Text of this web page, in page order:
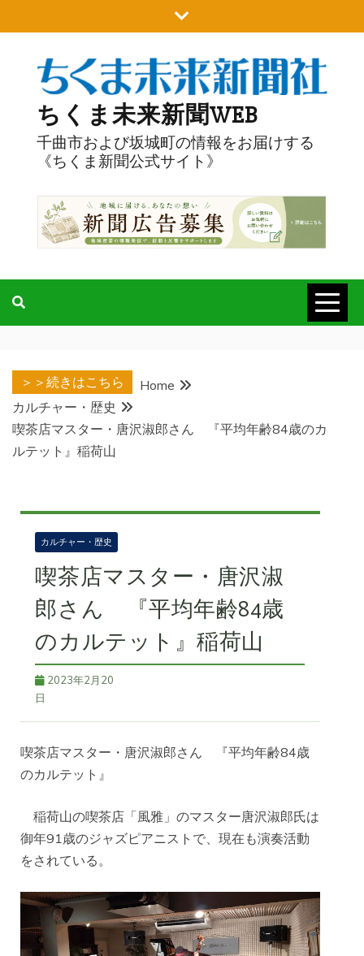
to
ちくま未来新聞WEB
千曲市および坂城町の情報をお届けする
《ちくま新聞公式サイト》
＞＞続きはこちら
Home
カルチャー・歴史
喫茶店マスター・唐沢淑郎さん 『平均年齢84歳のカ
ルテット』稲荷山
カルチャー・歴史
喫茶店マスター・唐沢淑
郎さん 『平均年齢84歳
のカルテット』稲荷山
2023年2月20
日
喫茶店マスター・唐沢淑郎さん 『平均年齢84歳
のカルテット』
稲荷山の喫茶店「風雅」のマスター唐沢淑郎氏は
御年91歳のジャズピアニストで、現在も演奏活動
をされている。